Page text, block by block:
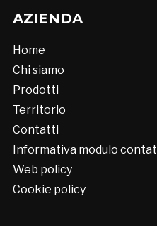
AZIENDA
Home
Chi siamo
Prodotti
Territorio
Contatti
Informativa modulo
Web policy
Cookie policy